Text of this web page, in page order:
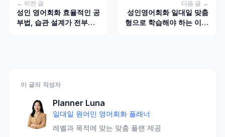
← 이전 글
성인 영어회화 효율적인 공
부법, 습관 설계가 전부예
다음 글 →
성인영어회화 일대일 맞춤
형으로 학습해야 하는 이유
이 글의 작성자
Planner Luna
일대일 원어민 영어회화 플래너
레벨과 목적에 맞는 맞춤 플랜 제공